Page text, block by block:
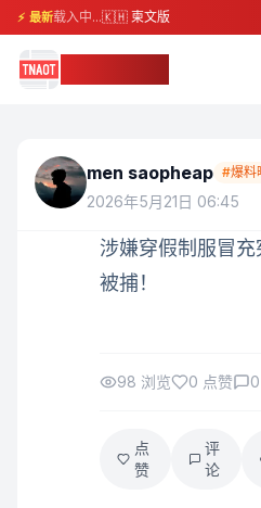
⚡ 最新载入中...🇰🇭 柬文版
men saopheap #爆料
2026年5月21日 06:45
涉嫌穿假制服冒
被捕！
98 浏览 0 点赞 0
点
赞
评
论